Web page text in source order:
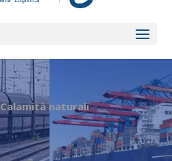
Calamità naturali